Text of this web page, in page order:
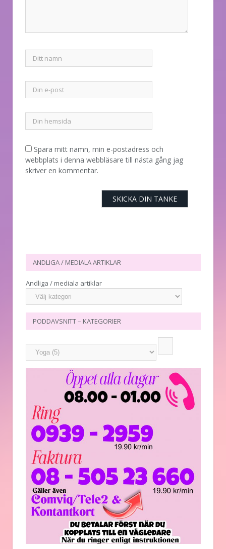
Spara mitt namn, min e-postadress och
webbplats i denna webbläsare till nästa gång jag
skriver en kommentar.
ANDLIGA / MEDIALA ARTIKLAR
Andliga / mediala artiklar
PODDAVSNITT – KATEGORIER